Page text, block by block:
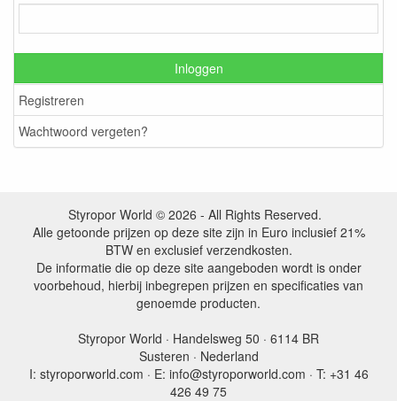
Inloggen
Registreren
Wachtwoord vergeten?
Styropor World © 2026 - All Rights Reserved.
Alle getoonde prijzen op deze site zijn in Euro inclusief 21%
BTW en exclusief verzendkosten.
De informatie die op deze site aangeboden wordt is onder
voorbehoud, hierbij inbegrepen prijzen en specificaties van
genoemde producten.
Styropor World · Handelsweg 50 · 6114 BR
Susteren · Nederland
I: styroporworld.com · E: info@styroporworld.com · T: +31 46
426 49 75